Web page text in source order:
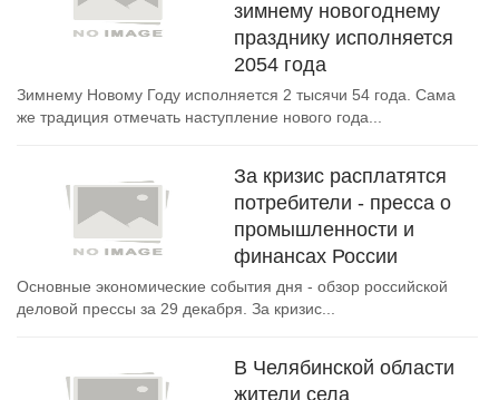
зимнему новогоднему
празднику исполняется
2054 года
Зимнему Новому Году исполняется 2 тысячи 54 года. Сама
же традиция отмечать наступление нового года...
За кризис расплатятся
потребители - пресса о
промышленности и
финансах России
Основные экономические события дня - обзор российской
деловой прессы за 29 декабря. За кризис...
В Челябинской области
жители села